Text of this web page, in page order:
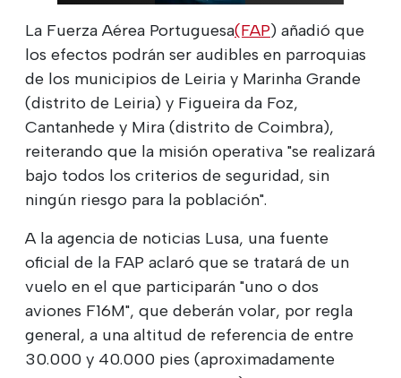
La Fuerza Aérea Portuguesa(FAP) añadió que
los efectos podrán ser audibles en parroquias
de los municipios de Leiria y Marinha Grande
(distrito de Leiria) y Figueira da Foz,
Cantanhede y Mira (distrito de Coimbra),
reiterando que la misión operativa "se realizará
bajo todos los criterios de seguridad, sin
ningún riesgo para la población".
A la agencia de noticias Lusa, una fuente
oficial de la FAP aclaró que se tratará de un
vuelo en el que participarán "uno o dos
aviones F16M", que deberán volar, por regla
general, a una altitud de referencia de entre
30.000 y 40.000 pies (aproximadamente